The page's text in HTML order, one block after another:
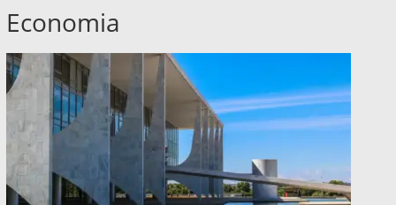
Economia